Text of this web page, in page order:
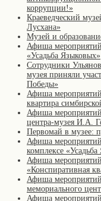
коррупции!»
Краеведческий
Лусхана»
Музей и
Афиша
«Усадьба Языковых»
Сотрудники
музея приняли
Победы»
Афиша
квартира
Афиша
центра-музея И.А.
Первомай в музее:
Афиша
комплексе
Афиша
«Конспиративная
Афиша
мемориального
Афиша